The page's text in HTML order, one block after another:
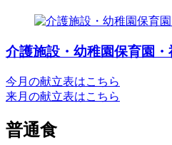
介護施設・幼稚園保育園
今月の献立表はこちら
来月の献立表はこちら
普通食